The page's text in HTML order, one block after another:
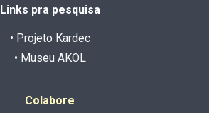
Links pra pesquisa
• Projeto Kardec
• Museu AKOL
Colabore